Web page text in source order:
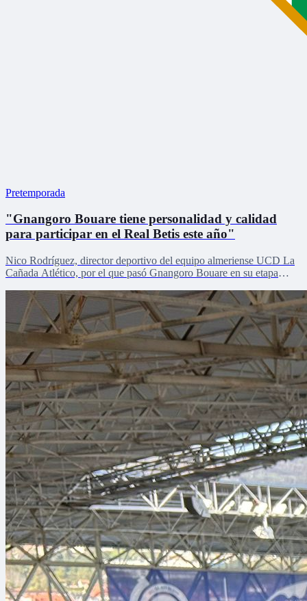
Pretemporada
"Gnangoro Bouare tiene personalidad y calidad
para participar en el Real Betis este año"
Nico Rodríguez, director deportivo del equipo almeriense UCD La
Cañada Atlético, por el que pasó Gnangoro Bouare en su etapa
cantera en la pretemporada verdiblanca con Zona Mixta.